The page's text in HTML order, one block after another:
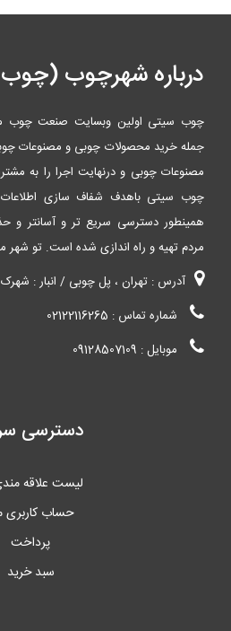
درباره شهرچوب
چوب سیتی اولین وبسایت صنعت چوب
جمله خرید محصولات چوبی و مصنوعات
مصنوعات چوبی و درنهایت اجرا را به
چوب سیتی باهدف شفاف سازی
همینطور دسترسی سریع تر و آسانتر و
مردم تهیه و راه اندازی شده است. تو شهر
آدرس : تهران ، پل چوبی / انبار :
شماره تماس : 02122116265
موبایل : 09128507109
دسترسی
لیست علاقه
حساب
پرداخت
سبد خرید